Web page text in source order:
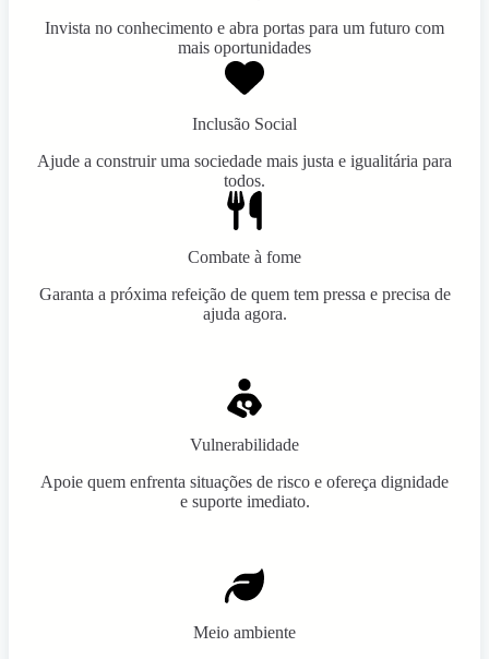
Invista no conhecimento e abra portas para um futuro com
mais oportunidades
Inclusão Social
Ajude a construir uma sociedade mais justa e igualitária para
todos.
Combate à fome
Garanta a próxima refeição de quem tem pressa e precisa de
ajuda agora.
Vulnerabilidade
Apoie quem enfrenta situações de risco e ofereça dignidade
e suporte imediato.
Meio ambiente